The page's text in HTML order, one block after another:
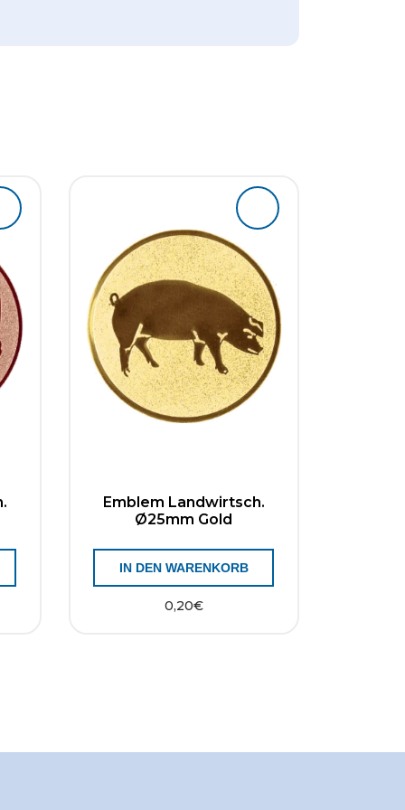
Emblem Landwirtsch.
Ø25mm Gold
0,20€
IN DEN WARENKORB